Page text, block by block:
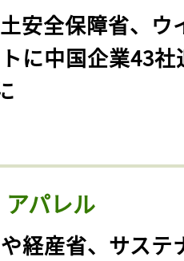
安全保障省、ウ
に中国企業43社
パレル
経産省、サステ